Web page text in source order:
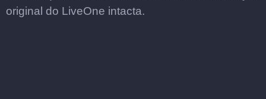
original do LiveOne intacta.